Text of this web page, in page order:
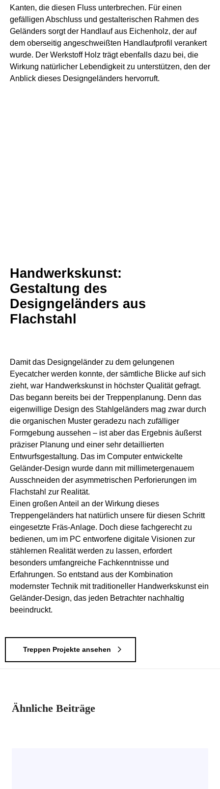
Kanten, die diesen Fluss unterbrechen. Für einen
gefälligen Abschluss und gestalterischen Rahmen des
Geländers sorgt der Handlauf aus Eichenholz, der auf
dem oberseitig angeschweißten Handlaufprofil verankert
wurde. Der Werkstoff Holz trägt ebenfalls dazu bei, die
Wirkung natürlicher Lebendigkeit zu unterstützen, den der
Anblick dieses Designgeländers hervorruft.
Handwerkskunst:
Gestaltung des
Designgeländers aus
Flachstahl
Damit das Designgeländer zu dem gelungenen
Eyecatcher werden konnte, der sämtliche Blicke auf sich
zieht, war Handwerkskunst in höchster Qualität gefragt.
Das begann bereits bei der Treppenplanung. Denn das
eigenwillige Design des Stahlgeländers mag zwar durch
die organischen Muster geradezu nach zufälliger
Formgebung aussehen – ist aber das Ergebnis äußerst
präziser Planung und einer sehr detaillierten
Entwurfsgestaltung. Das im Computer entwickelte
Geländer-Design wurde dann mit millimetergenauem
Ausschneiden der asymmetrischen Perforierungen im
Flachstahl zur Realität.
Einen großen Anteil an der Wirkung dieses
Treppengeländers hat natürlich unsere für diesen Schritt
eingesetzte Fräs-Anlage. Doch diese fachgerecht zu
bedienen, um im PC entworfene digitale Visionen zur
stählernen Realität werden zu lassen, erfordert
besonders umfangreiche Fachkenntnisse und
Erfahrungen. So entstand aus der Kombination
modernster Technik mit traditioneller Handwerkskunst ein
Geländer-Design, das jeden Betrachter nachhaltig
beeindruckt.
Treppen Projekte ansehen
Ähnliche Beiträge